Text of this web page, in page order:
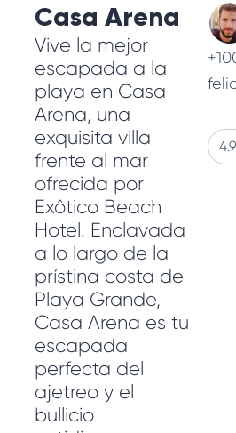
Casa Arena
Vive la mejor
escapada a la
playa en Casa
Arena, una
exquisita villa
frente al mar
ofrecida por
Exôtico Beach
Hotel. Enclavada
a lo largo de la
prístina costa de
Playa Grande,
Casa Arena es tu
escapada
perfecta del
ajetreo y el
bullicio
4.9